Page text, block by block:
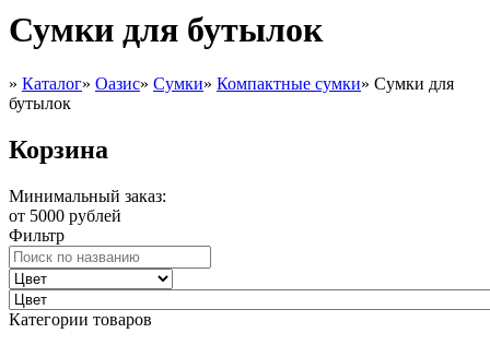
Сумки для бутылок
» Каталог» Оазис» Сумки» Компактные сумки» Сумки для
бутылок
Корзина
Минимальный заказ:
от 5000 рублей
Фильтр
Категории товаров